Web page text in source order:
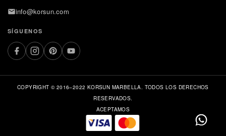
info@korsun.com
SÍGUENOS
COPYRIGHT © 2016–2022 KORSUN MARBELLA. TODOS LOS DERECHOS
RESERVADOS.
ACEPTAMOS